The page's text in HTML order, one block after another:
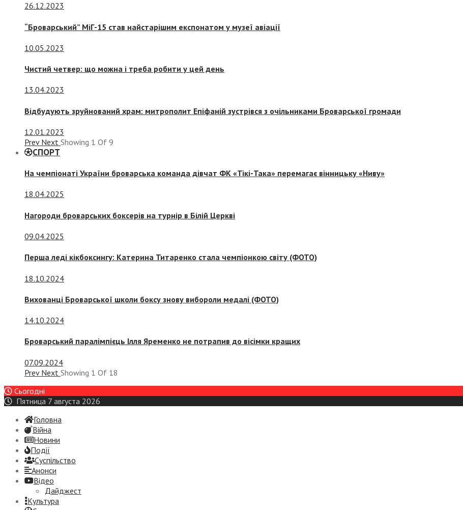
26.12.2023
“Броварський” МіГ-15 став найстарішим експонатом у музеї авіації
10.05.2023
Чистий четвер: що можна і треба робити у цей день
13.04.2023
Відбудують зруйнований храм: митрополит Епіфаній зустрівся з очільниками Броварської громади
12.01.2023
Prev Next Showing 1 Of 9
СПОРТ
На чемпіонаті України броварська команда дівчат ФК «Тікі-Така» перемагає вінницьку «Ниву»
18.04.2025
Нагороди броварських боксерів на турнір в Білій Церкві
09.04.2025
Перша леді кікбоксингу: Катерина Титаренко стала чемпіонкою світу (ФОТО)
18.10.2024
Вихованці Броварської школи боксу знову вибороли медалі (ФОТО)
14.10.2024
Броварський паралімпієць Ілля Яременко не потрапив до вісімки кращих
07.09.2024
Prev Next Showing 1 Of 18
Сьогодні
Пятница 7 августа 2026
Головна
Війна
Новини
Події
Суспiльство
Анонси
Відео
Дайджест
Культура